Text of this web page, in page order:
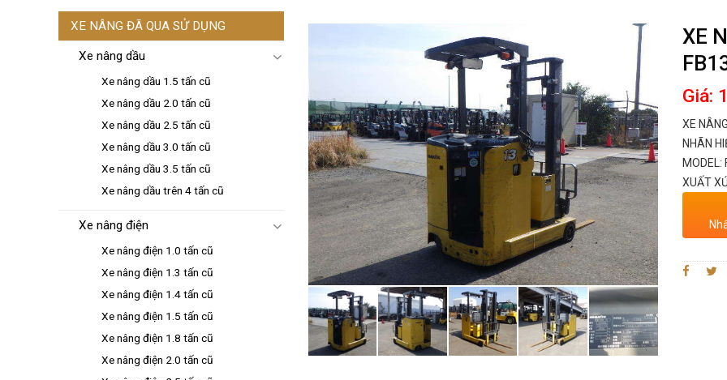
XE NÂNG ĐÃ QUA SỬ DỤNG
Xe nâng dầu
Xe nâng dầu 1.5 tấn cũ
Xe nâng dầu 2.0 tấn cũ
Xe nâng dầu 2.5 tấn cũ
Xe nâng dầu 3.0 tấn cũ
Xe nâng dầu 3.5 tấn cũ
Xe nâng dầu trên 4 tấn cũ
Xe nâng điện
Xe nâng điện 1.0 tấn cũ
Xe nâng điện 1.3 tấn cũ
Xe nâng điện 1.4 tấn cũ
Xe nâng điện 1.5 tấn cũ
Xe nâng điện 1.8 tấn cũ
Xe nâng điện 2.0 tấn cũ
XE
Giá:
XE
NHÃN
MODEL:
XUẤT